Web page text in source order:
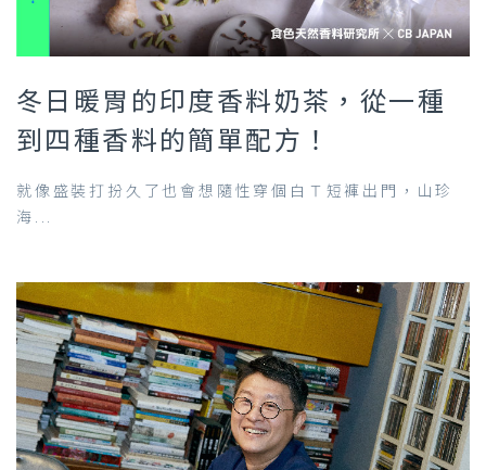
冬日暖胃的印度香料奶茶，從一種
到四種香料的簡單配方！
就像盛裝打扮久了也會想隨性穿個白Ｔ短褲出門，山珍
海...